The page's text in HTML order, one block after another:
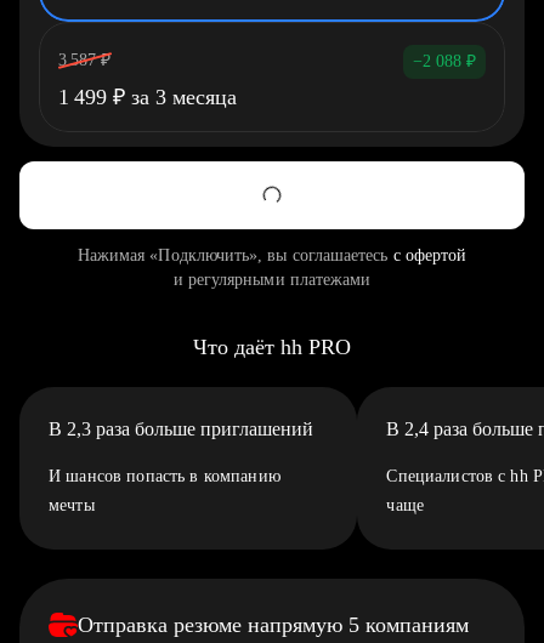
3 587 ₽ −2 088 ₽
1 499 ₽ за 3 месяца
Нажимая «Подключить», вы соглашаетесь с офертой
и регулярными платежами
Что даёт hh PRO
В 2,3 раза больше приглашений
И шансов попасть в компанию
мечты
В 2,4 раза больше
Специалистов с hh
чаще
Отправка резюме напрямую 5 компаниям